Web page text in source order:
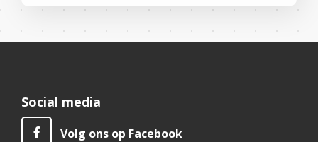
Social media
Volg ons op Facebook